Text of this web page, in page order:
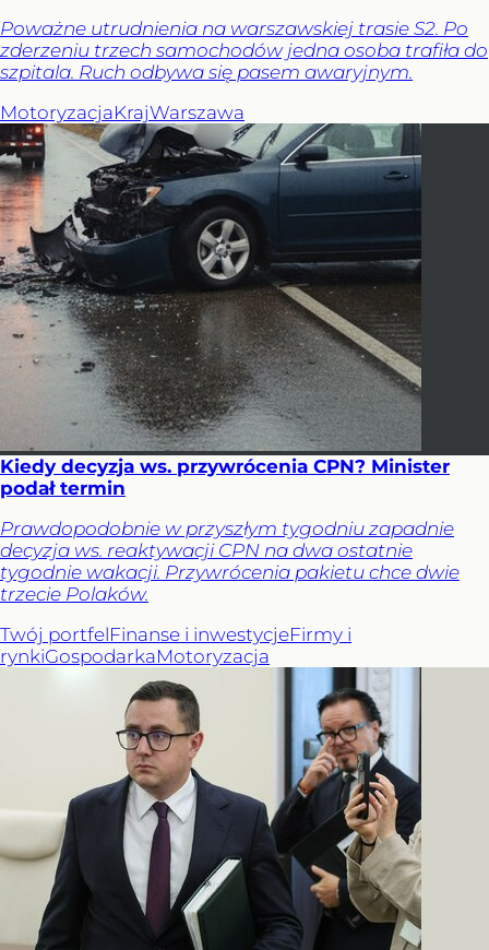
Poważne utrudnienia na warszawskiej trasie S2. Po
zderzeniu trzech samochodów jedna osoba trafiła do
szpitala. Ruch odbywa się pasem awaryjnym.
MotoryzacjaKrajWarszawa
Kiedy decyzja ws. przywrócenia CPN? Minister
podał termin
Prawdopodobnie w przyszłym tygodniu zapadnie
decyzja ws. reaktywacji CPN na dwa ostatnie
tygodnie wakacji. Przywrócenia pakietu chce dwie
trzecie Polaków.
Twój portfelFinanse i inwestycjeFirmy i
rynkiGospodarkaMotoryzacja